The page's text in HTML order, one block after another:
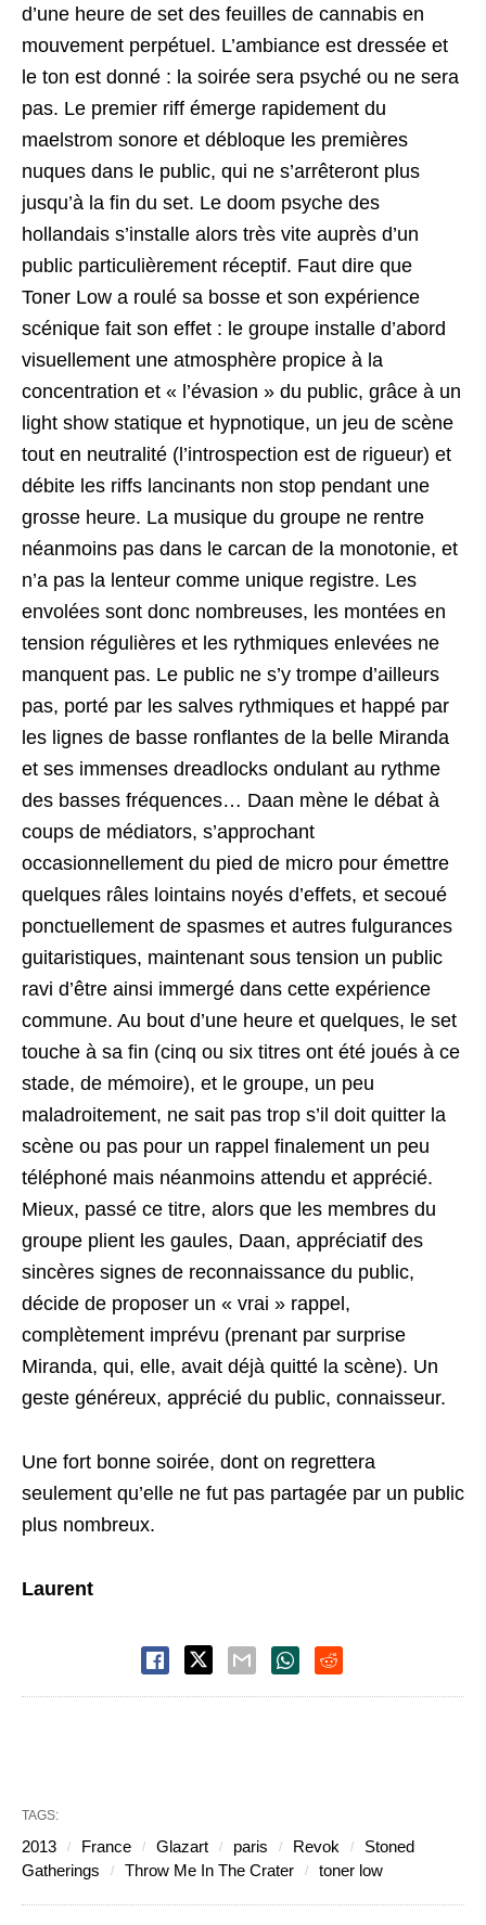
d’une heure de set des feuilles de cannabis en
mouvement perpétuel. L’ambiance est dressée et
le ton est donné : la soirée sera psyché ou ne sera
pas. Le premier riff émerge rapidement du
maelstrom sonore et débloque les premières
nuques dans le public, qui ne s’arrêteront plus
jusqu’à la fin du set. Le doom psyche des
hollandais s’installe alors très vite auprès d’un
public particulièrement réceptif. Faut dire que
Toner Low a roulé sa bosse et son expérience
scénique fait son effet : le groupe installe d’abord
visuellement une atmosphère propice à la
concentration et « l’évasion » du public, grâce à un
light show statique et hypnotique, un jeu de scène
tout en neutralité (l’introspection est de rigueur) et
débite les riffs lancinants non stop pendant une
grosse heure. La musique du groupe ne rentre
néanmoins pas dans le carcan de la monotonie, et
n’a pas la lenteur comme unique registre. Les
envolées sont donc nombreuses, les montées en
tension régulières et les rythmiques enlevées ne
manquent pas. Le public ne s’y trompe d’ailleurs
pas, porté par les salves rythmiques et happé par
les lignes de basse ronflantes de la belle Miranda
et ses immenses dreadlocks ondulant au rythme
des basses fréquences… Daan mène le débat à
coups de médiators, s’approchant
occasionnellement du pied de micro pour émettre
quelques râles lointains noyés d’effets, et secoué
ponctuellement de spasmes et autres fulgurances
guitaristiques, maintenant sous tension un public
ravi d’être ainsi immergé dans cette expérience
commune. Au bout d’une heure et quelques, le set
touche à sa fin (cinq ou six titres ont été joués à ce
stade, de mémoire), et le groupe, un peu
maladroitement, ne sait pas trop s’il doit quitter la
scène ou pas pour un rappel finalement un peu
téléphoné mais néanmoins attendu et apprécié.
Mieux, passé ce titre, alors que les membres du
groupe plient les gaules, Daan, appréciatif des
sincères signes de reconnaissance du public,
décide de proposer un « vrai » rappel,
complètement imprévu (prenant par surprise
Miranda, qui, elle, avait déjà quitté la scène). Un
geste généreux, apprécié du public, connaisseur.
Une fort bonne soirée, dont on regrettera
seulement qu’elle ne fut pas partagée par un public
plus nombreux.
Laurent
TAGS:
2013 France Glazart paris Revok
Stoned
Gatherings
Throw Me In The Crater toner low